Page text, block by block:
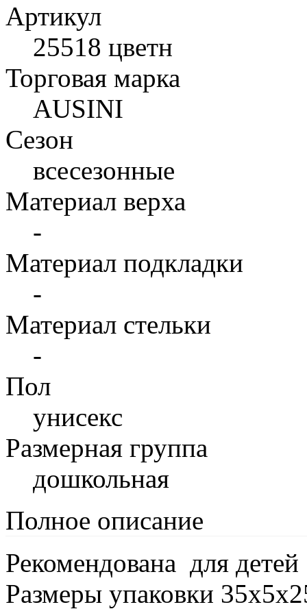
Артикул
25518 цветн
Торговая марка
AUSINI
Сезон
всесезонные
Материал верха
-
Материал подкладки
-
Материал стельки
-
Пол
унисекс
Размерная группа
дошкольная
Полное описание
Рекомендована для
Размеры упаковки